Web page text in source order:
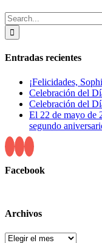
Facebook
X
Reddit
LinkedIn
Tumblr
Pinterest
Email
Search
for:
Entradas recientes
¡Felicidades,
Celebración del
Celebración del
El 22 de mayo de
segundo
Facebook
Archivos
Archivos